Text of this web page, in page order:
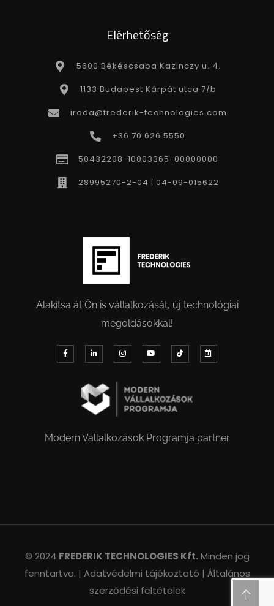
Elérhetőség
5600 Békéscsaba Kazinczy u. 4.
1133 Budapest Kárpát utca 7/b
iroda@frederik-technologies.com
+36 70 626 5550
50432208-10003365-00000000
28995270-2-04 | 04-09-015622
Alakítsa át Ön is vállalkozását, új technológiai
megoldásokkal!
Modern Vállalkozások Programja partner
© 2024 FREDERIK TECHNOLOGIES Kft.Minden jog
fenntartva. | Adatvédelmi tájékoztató | Általános
szerződési feltételek